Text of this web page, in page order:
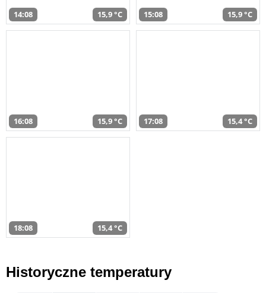
14:08 15,9 °C 15:08 15,9 °C
16:08 15,9 °C 17:08 15,4 °C
18:08 15,4 °C
Historyczne temperatury